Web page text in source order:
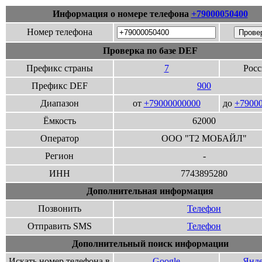
Информация о номере телефона +79000050400
Номер телефона
Проверка по базе DEF
Префикс страны
7
Префикс DEF
900
Диапазон
от +79000000000 до
Ёмкость
62000
Оператор
ООО "Т2 МОБАЙЛ"
Регион
-
ИНН
7743895280
Дополнительная информация
Позвонить
Телефон
Отправить SMS
Телефон
Дополнительный поиск информации